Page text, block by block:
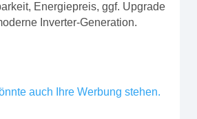
Energiepreis, ggf. Upgrade
Inverter‑Generation.
auch Ihre Werbung stehen.